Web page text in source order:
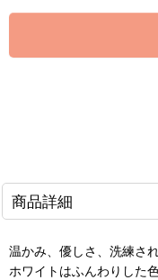
商品詳細
温かみ、優しさ、洗練さ
ホワイトはふんわりした